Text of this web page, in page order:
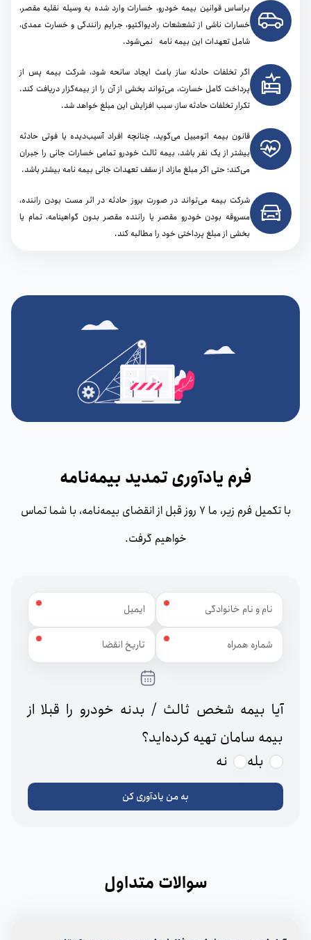
براساس قوانین بیمه خودرو، خسارات وارد شده به وسیله نقلیه مقصر،
خسارات ناشی از تشعشعات رادیواکتیو، جرایم رانندگی و خسارت عمدی،
شامل تعهدات این بیمه نامه نمی‌شود.
اگر تخلفات حادثه ‌ساز باعث ایجاد سانحه شود، شرکت بیمه پس از
پرداخت کامل خسارت، می‌تواند بخشی از آن را از بیمه‌گزار دریافت کند.
تکرار تخلفات حادثه ساز، سبب افزایش این مبلغ خواهد شد.
قانون بیمه اتومبیل می‌گوید، چنانچه افراد آسیب‌دیده یا فوتی حادثه
بیشتر از یک نفر باشد، بیمه ثالث خودرو تمامی خسارات جانی را جبران
می‌کند؛ حتی اگر مبلغ مازاد از سقف تعهدات جانی بیمه نامه بیشتر باشد.
شرکت بیمه می‌تواند در صورت بروز حادثه در اثر مست بودن راننده،
مسروقه بودن خودرو مقصر یا راننده مقصر بدون گواهینامه، تمام یا
بخشی از مبلغ پرداختی خود را مطالبه کند.
فرم یادآوری تمدید بیمه‌نامه
با تکمیل فرم زیر، ما 7 روز قبل از انقضای بیمه‌نامه، با شما تماس
خواهیم گرفت.
نام و نام خانوادگی ایمیل
شماره همراه تاریخ انقضا
آیا بیمه شخص ثالث / بدنه خودرو را قبلا از
بیمه سامان تهیه کرده‌اید؟
بله
نه
به من یادآوری کن
سوالات متداول